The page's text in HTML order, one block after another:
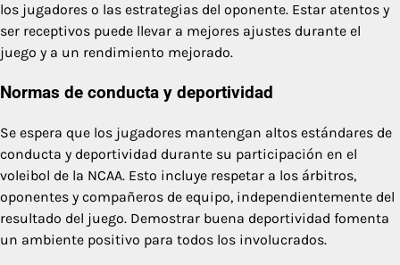
los jugadores o las estrategias del oponente. Estar atentos y
ser receptivos puede llevar a mejores ajustes durante el
juego y a un rendimiento mejorado.
Normas de conducta y deportividad
Se espera que los jugadores mantengan altos estándares de
conducta y deportividad durante su participación en el
voleibol de la NCAA. Esto incluye respetar a los árbitros,
oponentes y compañeros de equipo, independientemente del
resultado del juego. Demostrar buena deportividad fomenta
un ambiente positivo para todos los involucrados.